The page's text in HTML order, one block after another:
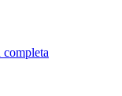
completa